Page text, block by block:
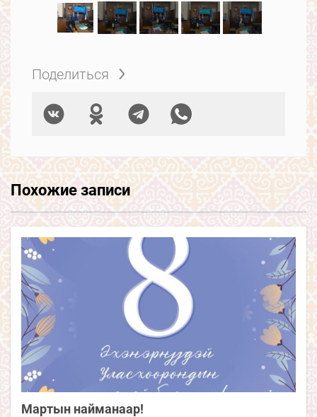
Поделиться
Похожие записи
Мартын найманаар!